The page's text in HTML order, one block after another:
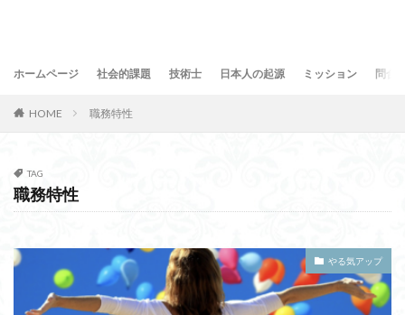
ホームページ 社会的課題 技術士 日本人の起源 ミッション 問合
HOME 職務特性
TAG
職務特性
やる気アップ